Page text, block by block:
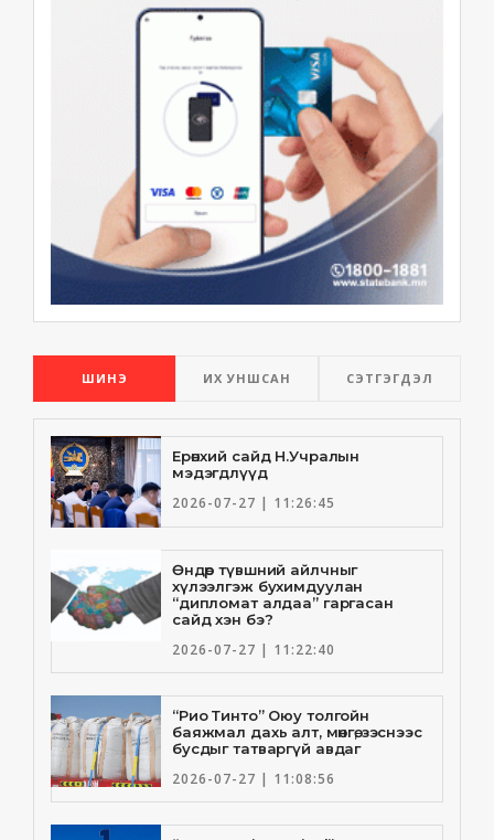
ШИНЭ ИХ УНШСАН СЭТГЭГДЭЛ
Ерөнхий сайд Н.Учралын
мэдэгдлүүд
2026-07-27 | 11:26:45
Өндөр түвшний айлчныг
хүлээлгэж бухимдуулан
“дипломат алдаа” гаргасан
сайд хэн бэ?
2026-07-27 | 11:22:40
“Рио Тинто” Оюу толгойн
баяжмал дахь алт, мөнгө, зэснээс
бусдыг татваргүй авдаг
2026-07-27 | 11:08:56